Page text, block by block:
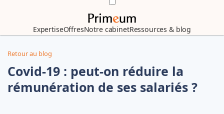
ExpertiseOffresNotre cabinetRessources & blog
Retour au blog
Covid-19 : peut-on réduire la
rémunération de ses salariés ?